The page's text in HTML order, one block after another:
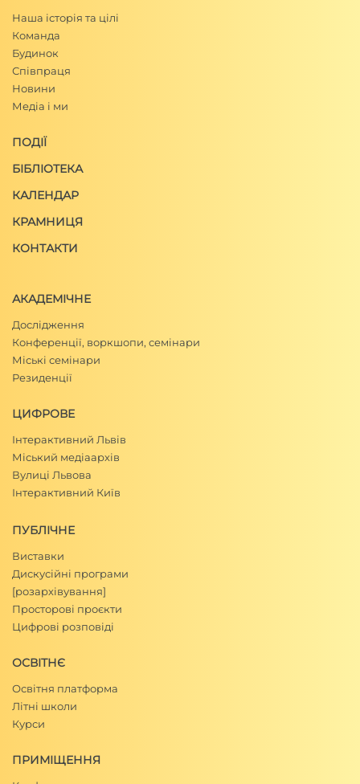
Наша історія та цілі
Команда
Будинок
Співпраця
Новини
Медіа і ми
ПОДІЇ
БІБЛІОТЕКА
КАЛЕНДАР
КРАМНИЦЯ
КОНТАКТИ
АКАДЕМІЧНЕ
Дослідження
Конференції, воркшопи, семінари
Міські семінари
Резиденції
ЦИФРОВЕ
Інтерактивний Львів
Міський медіаархів
Вулиці Львова
Інтерактивний Київ
ПУБЛІЧНЕ
Виставки
Дискусійні програми
[розархівування]
Просторові проєкти
Цифрові розповіді
ОСВІТНЄ
Освітня платформа
Літні школи
Курси
ПРИМІЩЕННЯ